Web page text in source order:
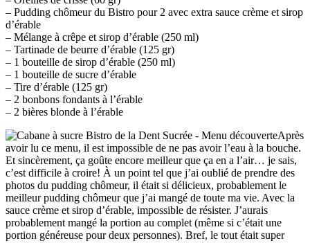
– Pudding chômeur du Bistro pour 2 avec extra sauce crème et sirop
d’érable
– Mélange à crêpe et sirop d’érable (250 ml)
– Tartinade de beurre d’érable (125 gr)
– 1 bouteille de sirop d’érable (250 ml)
– 1 bouteille de sucre d’érable
– Tire d’érable (125 gr)
– 2 bonbons fondants à l’érable
– 2 bières blonde à l’érable
Après
avoir lu ce menu, il est impossible de ne pas avoir l’eau à la bouche.
Et sincèrement, ça goûte encore meilleur que ça en a l’air… je sais,
c’est difficile à croire! À un point tel que j’ai oublié de prendre des
photos du pudding chômeur, il était si délicieux, probablement le
meilleur pudding chômeur que j’ai mangé de toute ma vie. Avec la
sauce crème et sirop d’érable, impossible de résister. J’aurais
probablement mangé la portion au complet (même si c’était une
portion généreuse pour deux personnes). Bref, le tout était super